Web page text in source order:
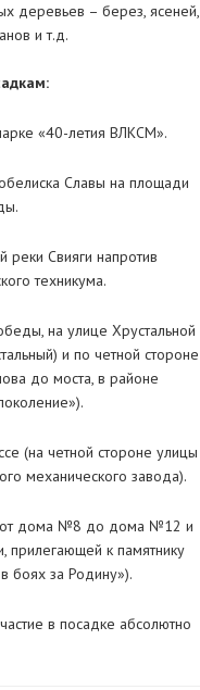
деревьев – берез, ясеней,
и т.д.
«40-летия ВЛКСМ».
Славы на площади
Свияги напротив
техникума.
на улице Хрустальной
и по четной стороне
до моста, в районе
(на четной стороне улицы
механического завода).
от дома №8 до дома №12 и
прилегающей к памятнику
боях за Родину»).
в посадке абсолютно